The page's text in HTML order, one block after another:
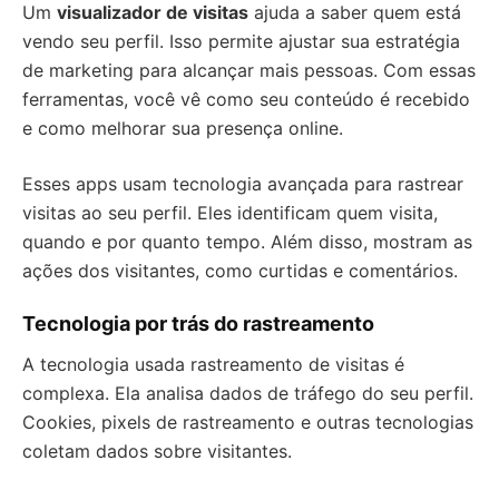
Um visualizador de visitas ajuda a saber quem está
vendo seu perfil. Isso permite ajustar sua estratégia
de marketing para alcançar mais pessoas. Com essas
ferramentas, você vê como seu conteúdo é recebido
e como melhorar sua presença online.
Esses apps usam tecnologia avançada para rastrear
visitas ao seu perfil. Eles identificam quem visita,
quando e por quanto tempo. Além disso, mostram as
ações dos visitantes, como curtidas e comentários.
Tecnologia por trás do rastreamento
A tecnologia usada rastreamento de visitas é
complexa. Ela analisa dados de tráfego do seu perfil.
Cookies, pixels de rastreamento e outras tecnologias
coletam dados sobre visitantes.